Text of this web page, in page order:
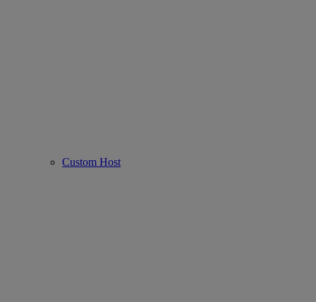
Custom Host